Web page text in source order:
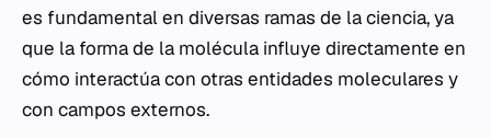
es fundamental en diversas ramas de la ciencia, ya
que la forma de la molécula influye directamente en
cómo interactúa con otras entidades moleculares y
con campos externos.